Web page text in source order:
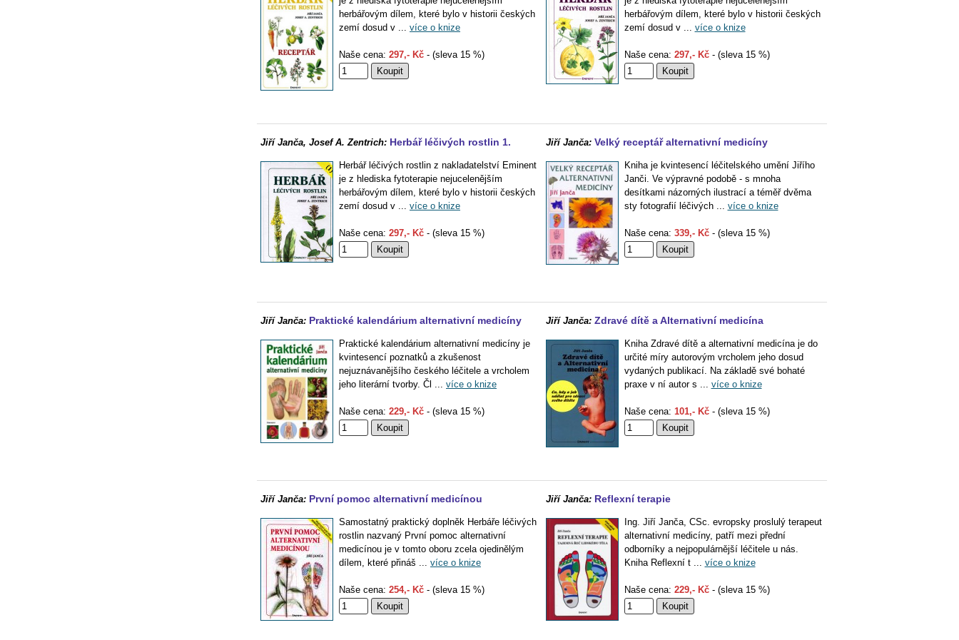
herbářovým dílem, které bylo v historii českých
zemí dosud v ... více o knize
Naše cena: 297,- Kč - (sleva 15 %)
herbářovým dílem, které bylo v historii českých
zemí dosud v ... více o knize
Naše cena: 297,- Kč- (sleva 15 %)
Jiří Janča, Josef A. Zentrich: Herbář léčivých rostlin 1.
Herbář léčivých rostlin z nakladatelství Eminent
je z hlediska fytoterapie nejucelenějším
herbářovým dílem, které bylo v historii českých
zemí dosud v ... více o knize
Naše cena: 297,- Kč - (sleva 15 %)
Jiří Janča: Velký receptář alternativní medicíny
Kniha je kvintesencí léčitelského umění Jiřího
Janči. Ve výpravné podobě - s mnoha
desítkami názorných ilustrací a téměř dvěma
sty fotografií léčivých ... více o knize
Naše cena: 339,- Kč- (sleva 15 %)
Jiří Janča: Praktické kalendárium alternativní medicíny
Praktické kalendárium alternativní medicíny je
kvintesencí poznatků a zkušenost
nejuznávanějšího českého léčitele a vrcholem
jeho literární tvorby. Čl ... více o knize
Naše cena: 229,- Kč - (sleva 15 %)
Jiří Janča: Zdravé dítě a Alternativní medicína
Kniha Zdravé dítě a alternativní medicína je do
určité míry autorovým vrcholem jeho dosud
vydaných publikací. Na základě své bohaté
praxe v ní autor s ... více o knize
Naše cena: 101,- Kč- (sleva 15 %)
Jiří Janča: První pomoc alternativní medicínou
Samostatný praktický doplněk Herbáře léčivých
rostlin nazvaný První pomoc alternativní
medicínou je v tomto oboru zcela ojedinělým
dílem, které přináš ... více o knize
Naše cena: 254,- Kč - (sleva 15 %)
Jiří Janča: Reflexní terapie
Ing. Jiří Janča, CSc. evropsky proslulý terapeut
alternativní medicíny, patří mezi přední
odborníky a nejpopulárnější léčitele u nás.
Kniha Reflexní t ... více o knize
Naše cena: 229,- Kč- (sleva 15 %)